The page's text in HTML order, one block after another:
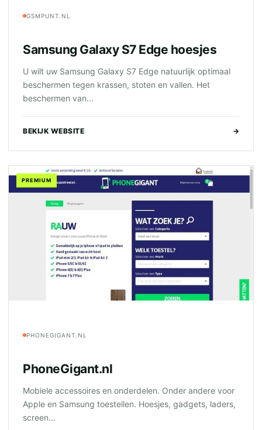
GSMPUNT.NL
Samsung Galaxy S7 Edge hoesjes
U wilt uw Samsung Galaxy S7 Edge natuurlijk optimaal
beschermen tegen krassen, stoten en vallen. Het
beschermen van...
BEKIJK WEBSITE →
PREMIUM
PHONEGIGANT.NL
PhoneGigant.nl
Mobiele accessoires en onderdelen. Onder andere voor
Apple en Samsung toestellen. Hoesjes, gadgets, laders,
screen...